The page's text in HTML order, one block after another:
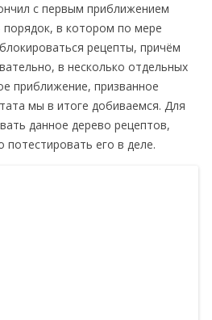
с первым приближением
в котором по мере
рецепты, причём
в несколько отдельных
приближение, призванное
мы в итоге добиваемся. Для
данное дерево рецептов,
его в деле.